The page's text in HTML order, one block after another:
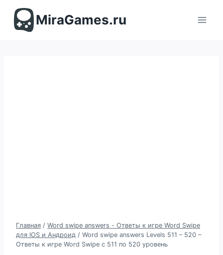
содержимомуMiraGames.ru
Главная / Word swipe answers - Ответы к игре Word Swipe
для IOS и Андроид / Word swipe answers Levels 511 – 520 –
Ответы к игре Word Swipe с 511 по 520 уровень